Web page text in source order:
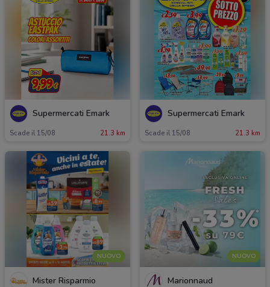
Supermercati Emark
Scade il 15/08 21.3 km
Supermercati Emark
Scade il 15/08 21.3 km
NUOVO
Mister Risparmio
NUOVO
Marionnaud